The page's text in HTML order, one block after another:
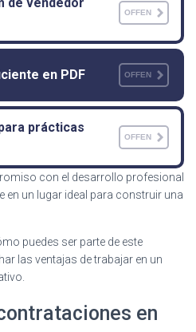
OFFEN
en PDF OFFEN
prácticas
OFFEN
con el desarrollo profesional
en un lugar ideal para construir una
puedes ser parte de este
las ventajas de trabajar en un
en